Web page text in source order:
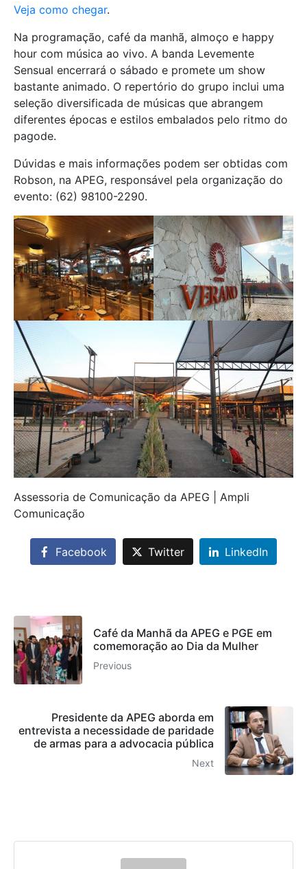
Veja como chegar.
Na programação, café da manhã, almoço e happy
hour com música ao vivo. A banda Levemente
Sensual encerrará o sábado e promete um show
bastante animado. O repertório do grupo inclui uma
seleção diversificada de músicas que abrangem
diferentes épocas e estilos embalados pelo ritmo do
pagode.
Dúvidas e mais informações podem ser obtidas com
Robson, na APEG, responsável pela organização do
evento: (62) 98100-2290.
Assessoria de Comunicação da APEG | Ampli
Comunicação
Facebook Twitter LinkedIn
Café da Manhã da APEG e PGE em
comemoração ao Dia da Mulher
Previous
Presidente da APEG aborda em
entrevista a necessidade de paridade
de armas para a advocacia pública
Next